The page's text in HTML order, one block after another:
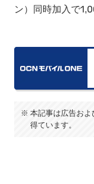
ン）同時加入で
本記事は広告お
得ています。